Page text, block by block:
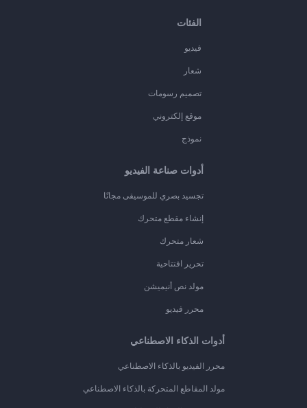
الفئات
فيديو
شعار
تصميم رسومات
موقع إلكتروني
نموذج
أدوات صناعة الفيديو
تجسيد بصري للموسيقى مجانًا
إنشاء مقطع متحرك
شعار متحرك
تحرير افتتاحية
مولد نص أنيميشن
محرر فيديو
أدوات الذكاء الاصطناعي
محرر الفيديو بالذكاء الاصطناعي
مولد المقاطع المتحركة بالذكاء الاصطناعي